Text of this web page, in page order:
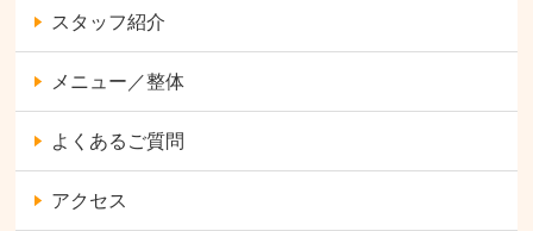
スタッフ紹介
メニュー／整体
よくあるご質問
アクセス